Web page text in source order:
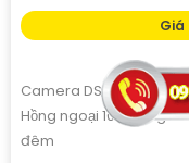
Giá
Camera DS-
Hồng ngoại 100m IR
đêm